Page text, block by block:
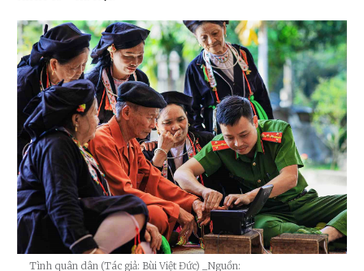
Tình quân dân (Tác giả: Bùi Việt Đức)
_Nguồn: